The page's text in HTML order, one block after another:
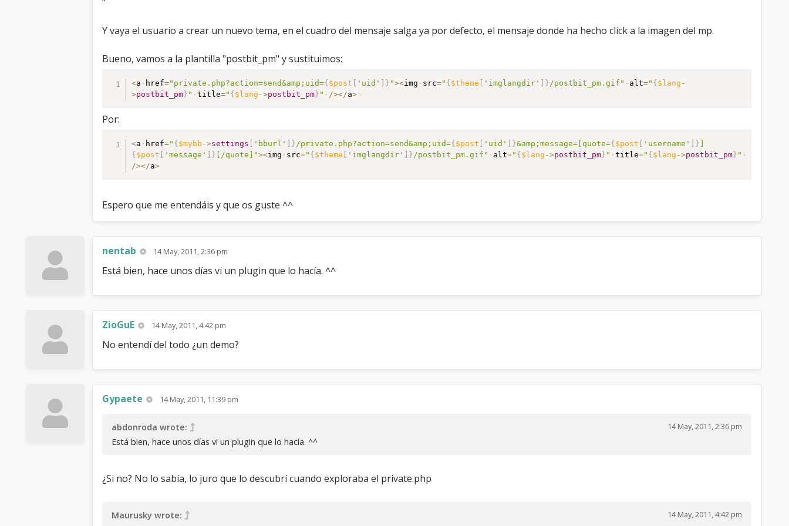
m
a
j
a
u
M
.
o
t
Y vaya el usuario a crear un nuevo tema, en el cuadro del mensaje salga ya por defecto, el mensaje donde ha hecho click a la imagen del mp.
Bueno, vamos a la plantilla "postbit_pm" y sustituimos:
<a href="private.php?action=send&amp;uid={ $post 'uid' } "><img src=" { $theme 'imglangdir' }/postbit_pm.gif" alt=" { $lang -
>postbit_pm } " title=" { $lang ->postbit_pm } " /></a>
Por:
<a href=" { $mybb ->settings 'bburl' }/private.php?action=send&amp;uid={ $post 'uid' }&amp;message=[quote={ $post 'username' }
{ $post 'message' } [/quote]"><img src=" { $theme 'imglangdir' }/postbit_pm.gif" alt=" { $lang ->postbit_pm } " title=" { $lang ->postbit_pm } "
/></a>
Espero que me entendáis y que os guste ^^
nentab 14 May, 2011, 2:36 pm
Está bien, hace unos días vi un plugin que lo hacía. ^^
ZioGuE 14 May, 2011, 4:42 pm
No entendí del todo ¿un demo?
Gypaete 14 May, 2011, 11:39 pm
14 May, 2011, 2:36 pm
abdonroda wrote:
Está bien, hace unos días vi un plugin que lo hacía. ^^
¿Si no? No lo sabía, lo juro que lo descubrí cuando exploraba el private.php
14 May, 2011, 4:42 pm
Maurusky wrote: